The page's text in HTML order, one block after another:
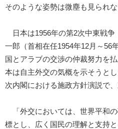
そのような姿勢は微塵も見られな
日本は1956年の第2次中東戦争
一郎（首相在任1954年12月～56
国とアラブの交渉の仲裁努力を
本は自主外交の気概を示そうと
次内閣における施政方針演説で
「外交においては、世界平和
標とし、広く国民の理解と支持